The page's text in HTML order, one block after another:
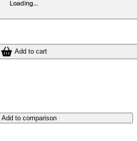
Loading...
Add to cart
Add to comparison